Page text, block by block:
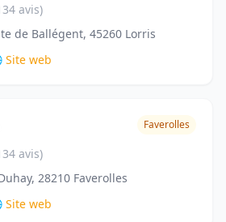
avis)
de Ballégent, 45260 Lorris
Site web
Faverolles
avis)
28210 Faverolles
Site web